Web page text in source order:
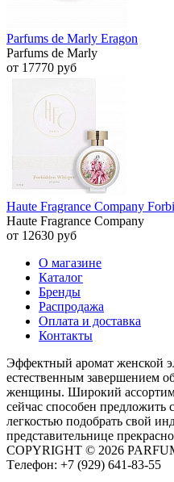
Parfums de Marly Eragon
Parfums de Marly
от 17770 руб
Haute Fragrance Company
Haute Fragrance Company
от 12630 руб
О магазине
Каталог
Бренды
Распродажа
Оплата и доставка
Контакты
Эффектный аромат женской
естественным завершением
женщины. Широкий
сейчас способен
легкостью подобрать свой
представительнице
COPYRIGHT © 2026
Tелефон: +7 (929) 641-83-55